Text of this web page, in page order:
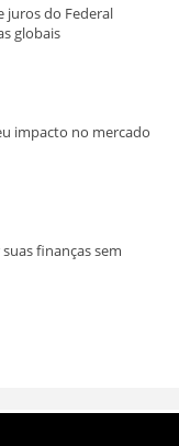
juros do Federal
globais
impacto no mercado
finanças sem